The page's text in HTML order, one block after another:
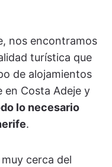
nos encontramos
turística que
de alojamientos
en Costa Adeje y
lo necesario
.
cerca del